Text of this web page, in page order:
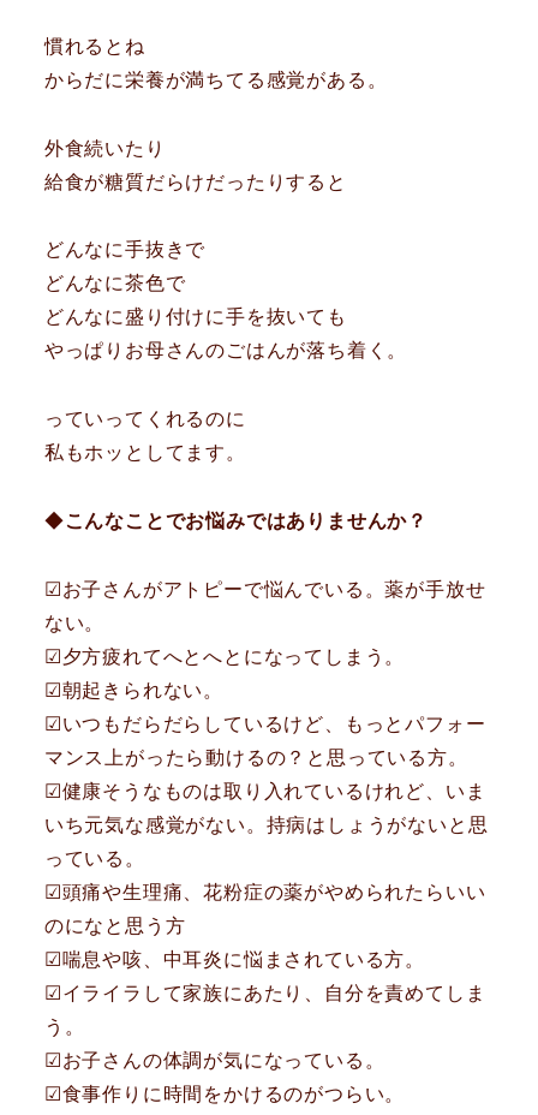
慣れるとね
からだに栄養が満ちてる感覚がある。
外食続いたり
給食が糖質だらけだったりすると
どんなに手抜きで
どんなに茶色で
どんなに盛り付けに手を抜いても
やっぱりお母さんのごはんが落ち着く。
っていってくれるのに
私もホッとしてます。
◆こんなことでお悩みではありませんか？
☑お子さんがアトピーで悩んでいる。薬が手放せ
ない。
☑︎夕方疲れてへとへとになってしまう。
☑︎朝起きられない。
☑︎いつもだらだらしているけど、もっとパフォー
マンス上がったら動けるの？と思っている方。
☑︎健康そうなものは取り入れているけれど、いま
いち元気な感覚がない。持病はしょうがないと思
っている。
☑︎頭痛や生理痛、花粉症の薬がやめられたらいい
のになと思う方
☑︎喘息や咳、中耳炎に悩まされている方。
☑︎イライラして家族にあたり、自分を責めてしま
う。
☑︎お子さんの体調が気になっている。
☑︎食事作りに時間をかけるのがつらい。